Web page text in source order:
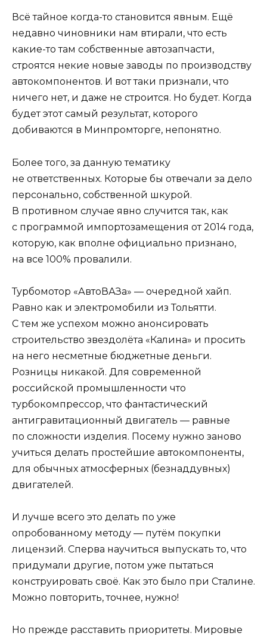
Всё тайное когда-то становится явным. Ещё
недавно чиновники нам втирали, что есть
какие-то там собственные автозапчасти,
строятся некие новые заводы по производству
автокомпонентов. И вот таки признали, что
ничего нет, и даже не строится. Но будет. Когда
будет этот самый результат, которого
добиваются в Минпромторге, непонятно.
Более того, за данную тематику
не ответственных. Которые бы отвечали за дело
персонально, собственной шкурой.
В противном случае явно случится так, как
с программой импортозамещения от 2014 года,
которую, как вполне официально признано,
на все 100% провалили.
Турбомотор «АвтоВАЗа» — очередной хайп.
Равно как и электромобили из Тольятти.
С тем же успехом можно анонсировать
строительство звездолёта «Калина» и просить
на него несметные бюджетные деньги.
Розницы никакой. Для современной
российской промышленности что
турбокомпрессор, что фантастический
антигравитационный двигатель — равные
по сложности изделия. Посему нужно заново
учиться делать простейшие автокомпоненты,
для обычных атмосферных (безнаддувных)
двигателей.
И лучше всего это делать по уже
опробованному методу — путём покупки
лицензий. Сперва научиться выпускать то, что
придумали другие, потом уже пытаться
конструировать своё. Как это было при Сталине.
Можно повторить, точнее, нужно!
Но прежде расставить приоритеты. Мировые